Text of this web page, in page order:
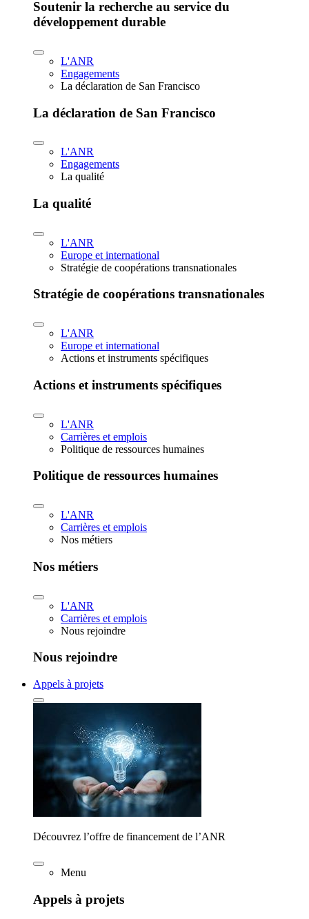
Soutenir la recherche au service du
développement durable
L'ANR
Engagements
La déclaration de San Francisco
La déclaration de San Francisco
L'ANR
Engagements
La qualité
La qualité
L'ANR
Europe et international
Stratégie de coopérations transnationales
Stratégie de coopérations transnationales
L'ANR
Europe et international
Actions et instruments spécifiques
Actions et instruments spécifiques
L'ANR
Carrières et emplois
Politique de ressources humaines
Politique de ressources humaines
L'ANR
Carrières et emplois
Nos métiers
Nos métiers
L'ANR
Carrières et emplois
Nous rejoindre
Nous rejoindre
Appels à projets
Découvrez l’offre de financement de l’ANR
Menu
Appels à projets